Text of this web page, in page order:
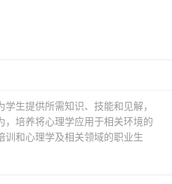
生提供所需知识、技能和见解，
，培养将心理学应用于相关环境的
和心理学及相关领域的职业生